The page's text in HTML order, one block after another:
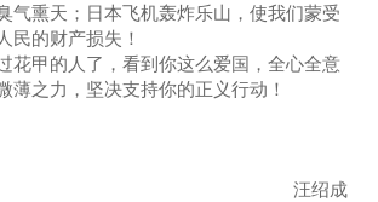
气熏天；日本飞机轰炸乐山，使我们蒙受
民的财产损失！
甲的人了，看到你这么爱国，全心全意
之力，坚决支持你的正义行动！
汪绍成